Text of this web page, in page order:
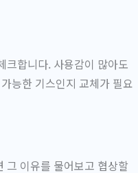
크합니다. 사용감이 많아도
능한 기스인지 교체가 필요
그 이유를 물어보고 협상할